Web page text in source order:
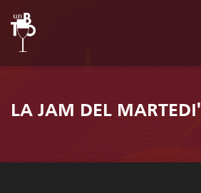
LA JAM DEL MARTEDI'